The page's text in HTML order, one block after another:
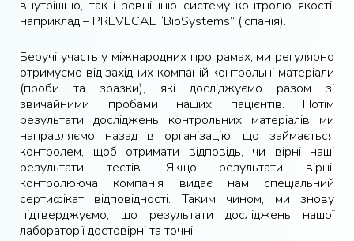
внутрішню, так і зовнішню систему контролю якості,
наприклад – PREVECAL “BioSystems” (Іспанія).
Беручі участь у міжнародних програмах, ми регулярно
отримуємо від західних компаній контрольні матеріали
(проби та зразки), які досліджуємо разом зі
звичайними пробами наших пацієнтів. Потім
результати досліджень контрольних матеріалів ми
направляємо назад в організацію, що займається
контролем, щоб отримати відповідь, чи вірні наші
результати тестів. Якщо результати вірні,
контролююча компанія видає нам спеціальний
сертифікат відповідності. Таким чином, ми знову
підтверджуємо, що результати досліджень нашої
лабораторії достовірні та точні.